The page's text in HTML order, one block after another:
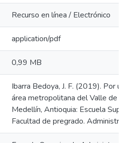
Recurso en línea / Electrónico
application/pdf
0,99 MB
Ibarra Bedoya, J. F. (2019). Por
área metropolitana del Valle de
Medellín, Antioquia: Escuela
Facultad de pregrado.